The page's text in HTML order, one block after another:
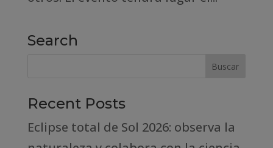
Search
Recent Posts
Eclipse total de Sol 2026: observa la